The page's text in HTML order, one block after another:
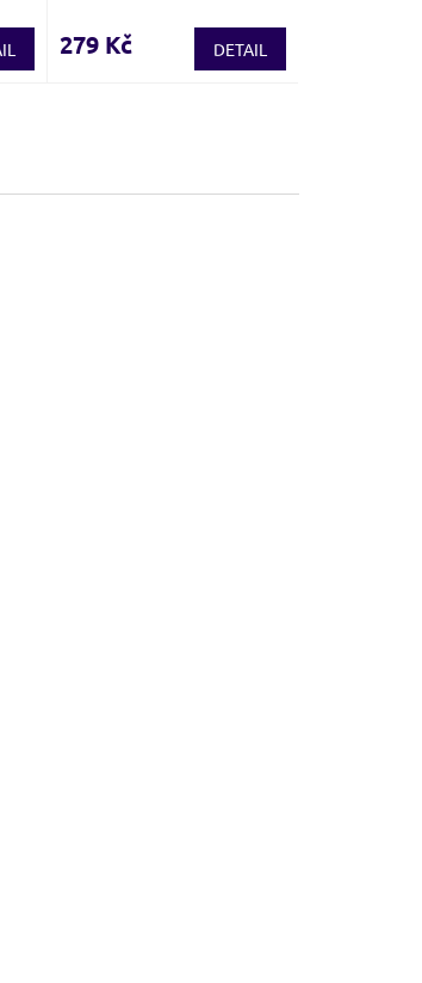
279 Kč DETAIL